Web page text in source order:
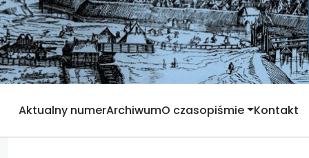
Aktualny numerArchiwumO czasopiśmie Kontakt